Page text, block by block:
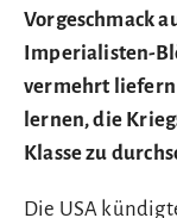
Vorgeschmack
Imperialisten-
vermehrt liefern
lernen, die
Klasse zu
Die USA